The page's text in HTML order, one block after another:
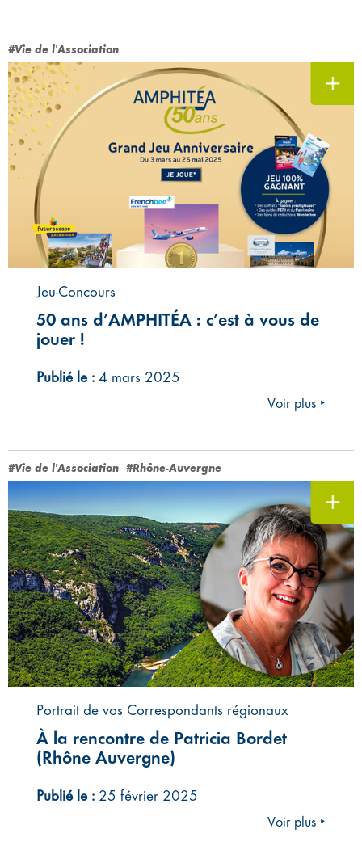
#Vie de l'Association
Jeu-Concours
50 ans d’AMPHITÉA : c’est à vous de
jouer !
Publié le : 4 mars 2025
Voir plus ‣
#Vie de l'Association #Rhône-Auvergne
Portrait de vos Correspondants régionaux
À la rencontre de Patricia Bordet
(Rhône Auvergne)
Publié le : 25 février 2025
Voir plus ‣